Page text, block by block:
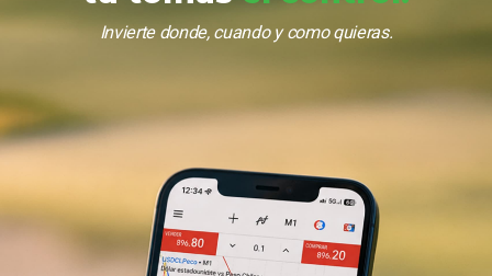
Invierte donde, cuando y como quieras.